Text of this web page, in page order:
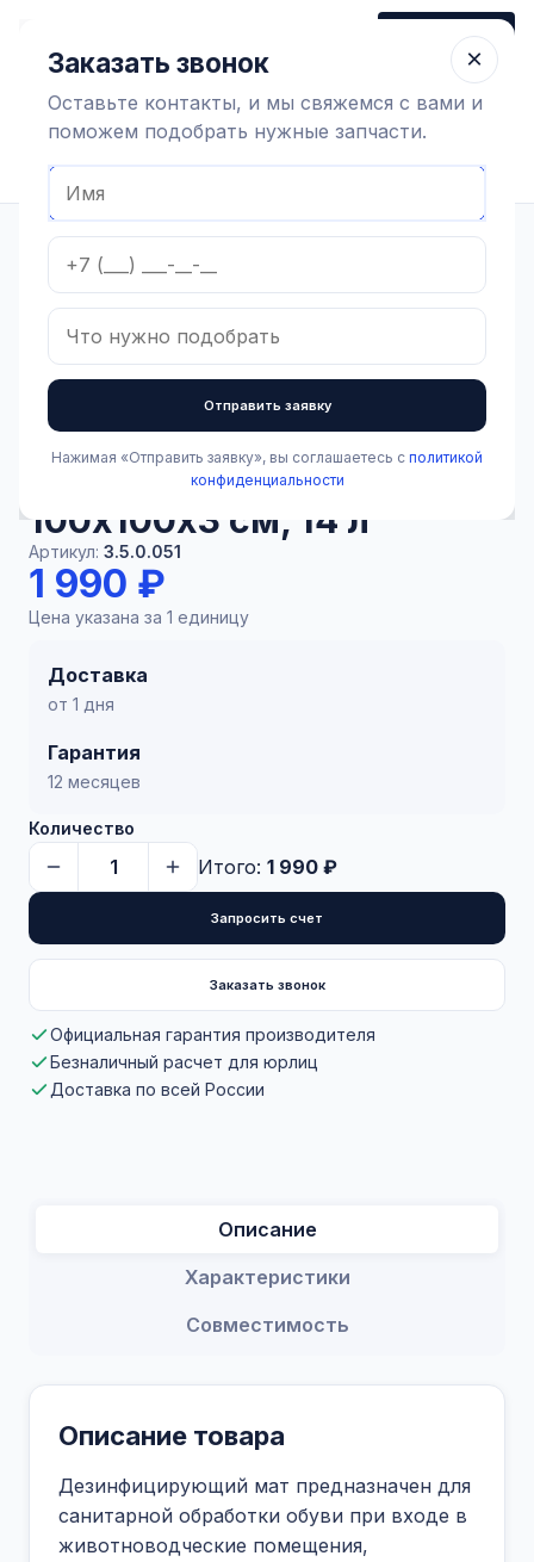
Заказать звонок
Мат дезинфицирующий 100х100х3 см, 14 л
В наличии
Мат дезинфицирующий
100х100х3 см, 14 л
Артикул: 3.5.0.051
1 990 ₽
Цена указана за 1 единицу
Доставка
от 1 дня
Гарантия
12 месяцев
Количество
Итого: 1 990 ₽
Запросить счет
Заказать звонок
Официальная гарантия производителя
Безналичный расчет для юрлиц
Доставка по всей России
Описание
Характеристики
Совместимость
Описание товара
Дезинфицирующий мат предназначен для
санитарной обработки обуви при входе в
животноводческие помещения,
×
Заказать звонок
Оставьте контакты, и мы свяжемся с вами и
поможем подобрать нужные запчасти.
Отправить заявку
Нажимая «Отправить заявку», вы соглашаетесь с политикой
конфиденциальности